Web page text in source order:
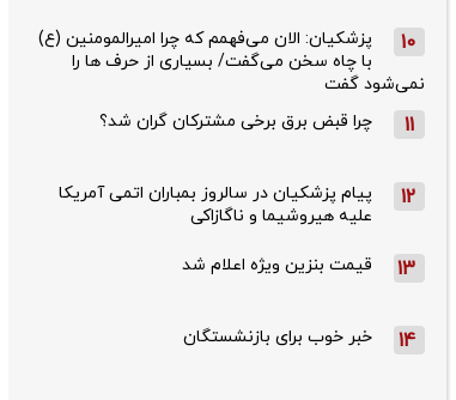
10
پزشکیان: الان می‌فهمم که چرا امیرالمومنین (ع)
با چاه سخن می‌گفت/ بسیاری از حرف ها را
نمی‌شود گفت
11 چرا قبض برق برخی مشترکان گران شد؟
12
پیام پزشکیان در سالروز بمباران اتمی آمریکا
علیه هیروشیما و ناگازاکی
13 قیمت بنزین ویژه اعلام شد
14 خبر خوب برای بازنشستگان